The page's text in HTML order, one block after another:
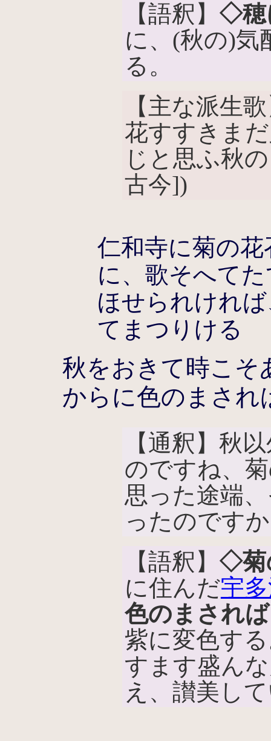
【語釈】 ◇穂
に、(秋の)気
る。
【主な派生
花すすきま
じと思ふ秋
古今])
仁和寺に菊の
に、歌そへて
ほせられけれ
てまつりける
秋をおきて時こそ
からに色のまされ
【通釈】秋
のですね、
思った途端
ったのです
【語釈】 ◇菊
に住んだ宇
色のまされば
紫に変色す
すます盛ん
え、讃美し